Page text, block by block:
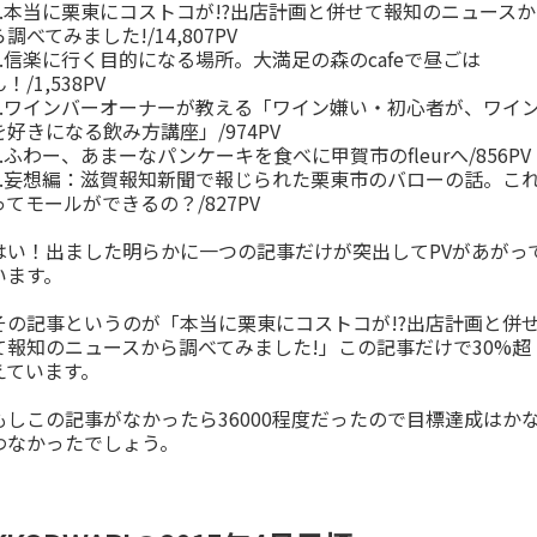
当に栗東にコストコが!?出店計画と併せて報知のニュースか
調べてみました!/14,807PV
楽に行く目的になる場所。大満足の森のcafeで昼ごは
！/1,538PV
インバーオーナーが教える「ワイン嫌い・初心者が、ワイ
好きになる飲み方講座」/974PV
わー、あまーなパンケーキを食べに甲賀市のfleurへ/856PV
想編：滋賀報知新聞で報じられた栗東市のバローの話。こ
てモールができるの？/827PV
い！出ました明らかに一つの記事だけが突出してPVがあがっ
す。
の記事というのが「本当に栗東にコストコが!?出店計画と併
報知のニュースから調べてみました!」この記事だけで30%超
います。
しこの記事がなかったら36000程度だったので目標達成はか
なかったでしょう。